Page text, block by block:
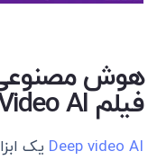
هوش مصنوعی
فیلم Deep Video AI
Deep video AI یک